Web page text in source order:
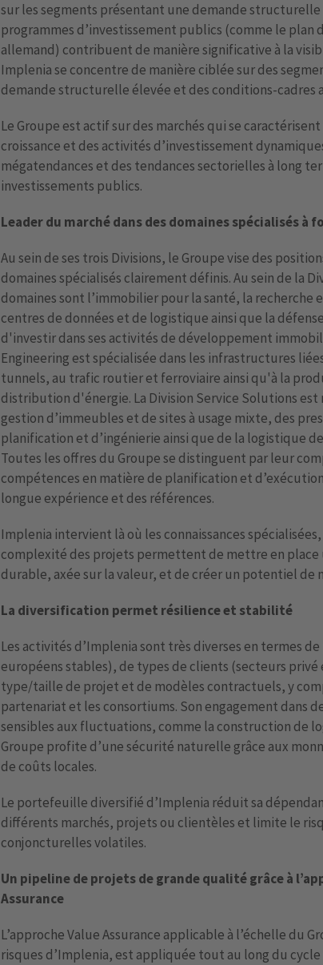
sur les segments présentant une demande structurelle
programmes d’investissement publics (comme le plan
allemand) contribuent de manière significative à la
Implenia se concentre de manière ciblée sur des
demande structurelle élevée et des conditions-cadres
Le Groupe est actif sur des marchés qui se
croissance et des activités d’investissement
mégatendances et des tendances sectorielles à long
investissements publics.
Leader du marché dans des domaines spécialisés à
Au sein de ses trois Divisions, le Groupe vise des
domaines spécialisés clairement définis. Au sein de la
domaines sont l’immobilier pour la santé, la recherche
centres de données et de logistique ainsi que la
d'investir dans ses activités de développement
Engineering est spécialisée dans les infrastructures
tunnels, au trafic routier et ferroviaire ainsi qu'à la
distribution d'énergie. La Division Service Solutions est
gestion d’immeubles et de sites à usage mixte, des
planification et d’ingénierie ainsi que de la logistique
Toutes les offres du Groupe se distinguent par leur
compétences en matière de planification et
longue expérience et des références.
Implenia intervient là où les connaissances
complexité des projets permettent de mettre en
durable, axée sur la valeur, et de créer un potentiel de
La diversification permet résilience et stabilité
Les activités d’Implenia sont très diverses en termes de
européens stables), de types de clients (secteurs
type/taille de projet et de modèles contractuels, y
partenariat et les consortiums. Son engagement dans
sensibles aux fluctuations, comme la construction de
Groupe profite d’une sécurité naturelle grâce aux
de coûts locales.
Le portefeuille diversifié d’Implenia réduit sa
différents marchés, projets ou clientèles et limite le
conjoncturelles volatiles.
Un pipeline de projets de grande qualité grâce à
Assurance
L’approche Value Assurance applicable à l’échelle du
risques d’Implenia, est appliquée tout au long du